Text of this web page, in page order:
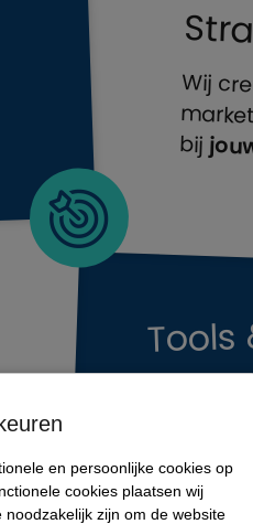
Wij
bij
Door
tools
deze
en persoonlijke cookies op
cookies plaatsen wij
noodzakelijk zijn om de website